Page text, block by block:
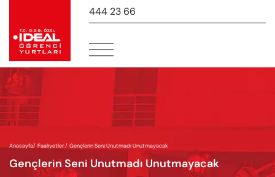
444 23 66
Anasayfa/ Faaliyetler / Gençlerin Seni Unutmadı Unutmayacak
Gençlerin Seni Unutmadı Unutmayacak